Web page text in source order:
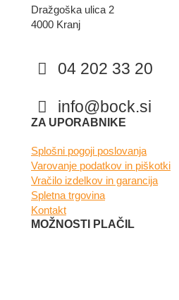
Dražgoška ulica 2
4000 Kranj
04 202 33 20
info@bock.si
Facebook
Instagram
ZA UPORABNIKE
Splošni pogoji poslovanja
Varovanje podatkov in piškotki
Vračilo izdelkov in garancija
Spletna trgovina
Kontakt
MOŽNOSTI PLAČIL